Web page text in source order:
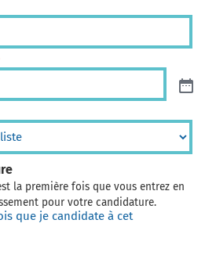
la première fois que vous entrez en
pour votre candidature.
que je candidate à cet